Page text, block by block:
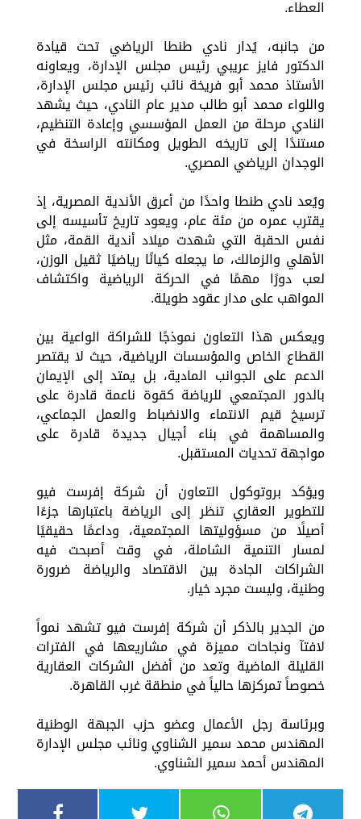
العطاء.
من جانبه، يُدار نادي طنطا الرياضي تحت قيادة
الدكتور فايز عريبي رئيس مجلس الإدارة، ويعاونه
الأستاذ محمد أبو فريخة نائب رئيس مجلس الإدارة،
واللواء محمد أبو طالب مدير عام النادي، حيث يشهد
النادي مرحلة من العمل المؤسسي وإعادة التنظيم،
مستندًا إلى تاريخه الطويل ومكانته الراسخة في
الوجدان الرياضي المصري.
ويُعد نادي طنطا واحدًا من أعرق الأندية المصرية، إذ
يقترب عمره من مئة عام، ويعود تاريخ تأسيسه إلى
نفس الحقبة التي شهدت ميلاد أندية القمة، مثل
الأهلي والزمالك، ما يجعله كيانًا رياضيًا ثقيل الوزن،
لعب دورًا مهمًا في الحركة الرياضية واكتشاف
المواهب على مدار عقود طويلة.
ويعكس هذا التعاون نموذجًا للشراكة الواعية بين
القطاع الخاص والمؤسسات الرياضية، حيث لا يقتصر
الدعم على الجوانب المادية، بل يمتد إلى الإيمان
بالدور المجتمعي للرياضة كقوة ناعمة قادرة على
ترسيخ قيم الانتماء والانضباط والعمل الجماعي،
والمساهمة في بناء أجيال جديدة قادرة على
مواجهة تحديات المستقبل.
ويؤكد بروتوكول التعاون أن شركة إفرست فيو
للتطوير العقاري تنظر إلى الرياضة باعتبارها جزءًا
أصيلًا من مسؤوليتها المجتمعية، وداعمًا حقيقيًا
لمسار التنمية الشاملة، في وقت أصبحت فيه
الشراكات الجادة بين الاقتصاد والرياضة ضرورة
وطنية، وليست مجرد خيار.
من الجدير بالذكر أن شركة إفرست فيو تشهد نمواً
لافتآ ونجاحات مميزة في مشاريعها في الفترات
القليلة الماضية وتعد من أفضل الشركات العقارية
خصوصاً تمركزها حالياً في منطقة غرب القاهرة.
وبرئاسة رجل الأعمال وعضو حزب الجبهة الوطنية
المهندس محمد سمير الشناوي ونائب مجلس الإدارة
المهندس أحمد سمير الشناوي.